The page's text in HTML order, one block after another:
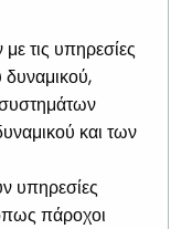
τις υπηρεσίες
και των
υπηρεσίες
πάροχοι